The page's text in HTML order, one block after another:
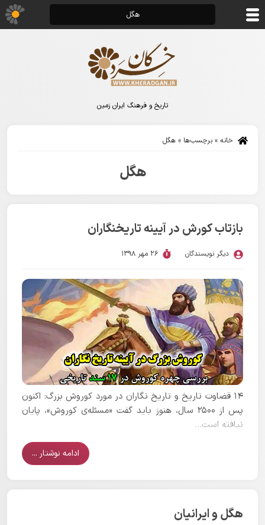
تاریخ و فرهنگ ایران زمین
خانه » برچسب‌ها » هگل
هگل
بازتاب کورش در آیینه تاریخنگاران
دیگر نویسندگان 26 مهر 1398
14 قضاوت تاریخ و تاریخ نگاران در مورد کوروش بزرگ: اکنون
پس از 2500 سال، هنوز باید گفت «مسئله‌ی کوروش»، پایان
نیافته است...
ادامه نوشتار ...
هگل و ایرانیان
هگل